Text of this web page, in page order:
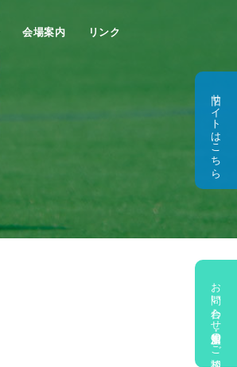
会場案内 リンク
お問い合わせ・新規加盟のご相談
旧サイトはこちら